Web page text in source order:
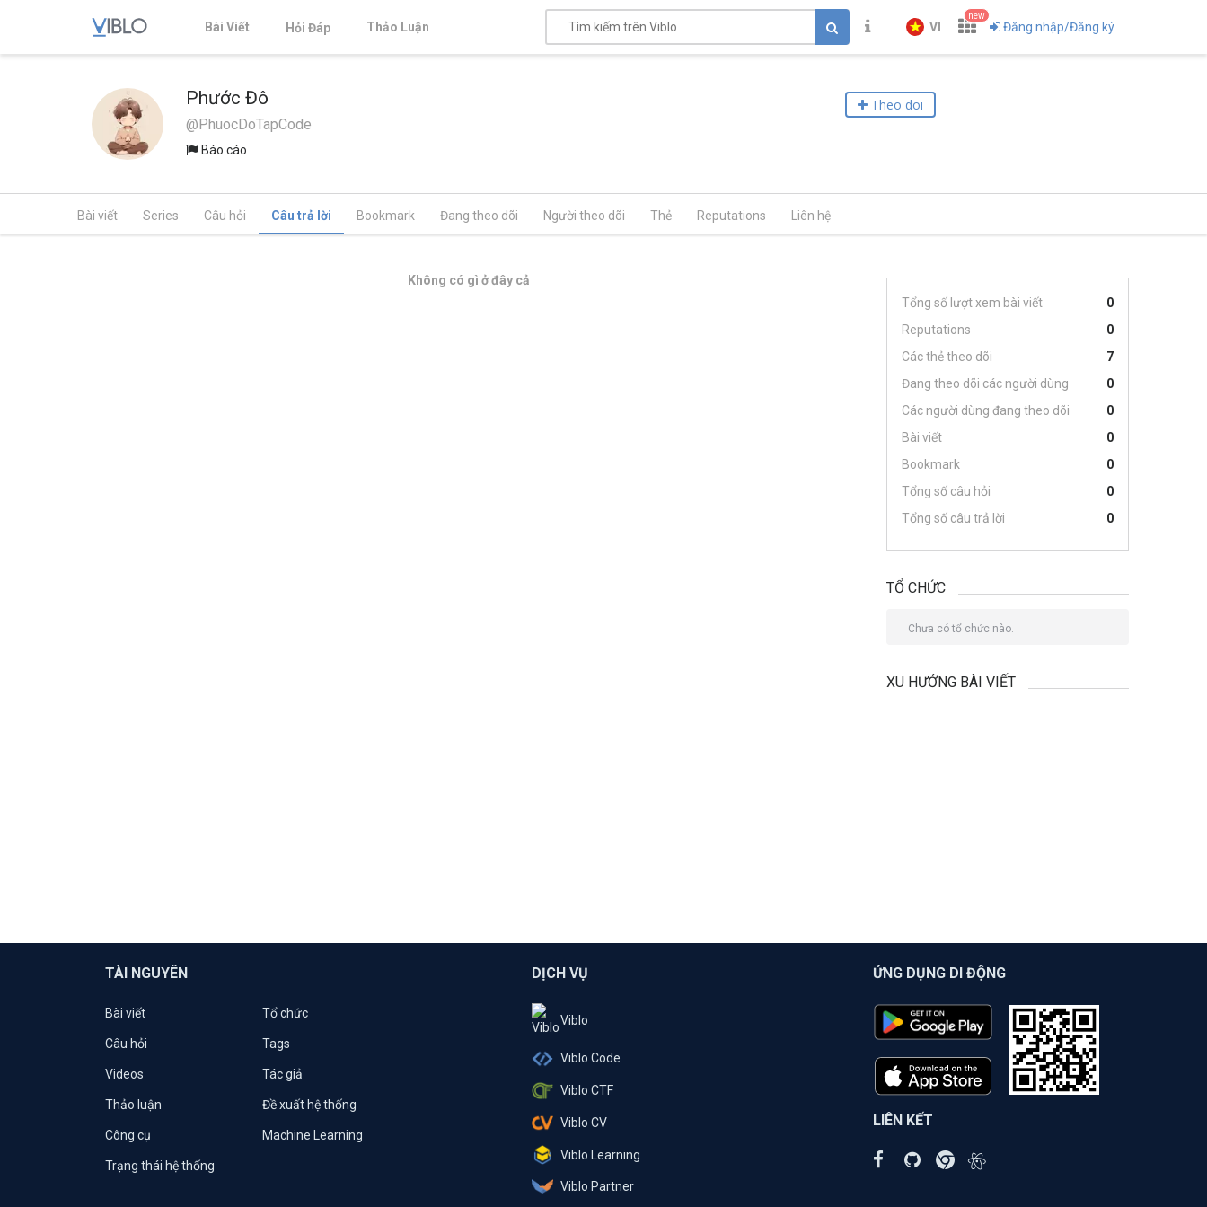
Bài Viết Hỏi Đáp Thảo Luận VI
new
Đăng nhập/Đăng ký
Phước Đô
@PhuocDoTapCode
Báo cáo
Theo dõi
Bài viết Series Câu hỏi Câu trả lời Bookmark Đang theo dõi Người theo dõi Thẻ Reputations Liên hệ
Không có gì ở đây cả
Tổng số lượt xem bài viết
0
Reputations
0
Các thẻ theo dõi
7
Đang theo dõi các người dùng
0
Các người dùng đang theo dõi
0
Bài viết
0
Bookmark
0
Tổng số câu hỏi
0
Tổng số câu trả lời
0
TỔ CHỨC
Chưa có tổ chức nào.
XU HƯỚNG BÀI VIẾT
TÀI NGUYÊN
Bài viết Tổ chức
Câu hỏi Tags
Videos Tác giả
Thảo luận Đề xuất hệ thống
Công cụ Machine Learning
Trạng thái hệ thống
DỊCH VỤ
Viblo
Viblo Code
Viblo CTF
Viblo CV
Viblo Learning
Viblo Partner
ỨNG DỤNG DI ĐỘNG
LIÊN KẾT